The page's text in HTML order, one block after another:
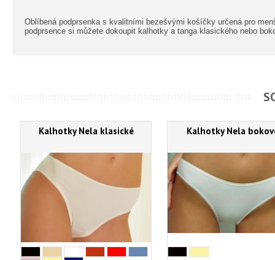
Oblíbená podprsenka s kvalitními bezešvými košíčky určená pro
podprsence si můžete dokoupit kalhotky a tanga klasického nebo
Kalhotky Nela klasické Kalhotky Nela